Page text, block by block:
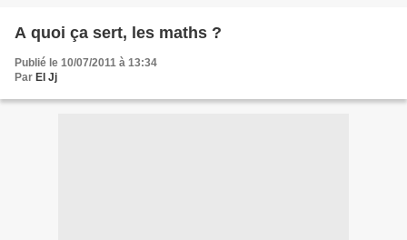
A quoi ça sert, les maths ?
Publié le 10/07/2011 à 13:34
Par El Jj